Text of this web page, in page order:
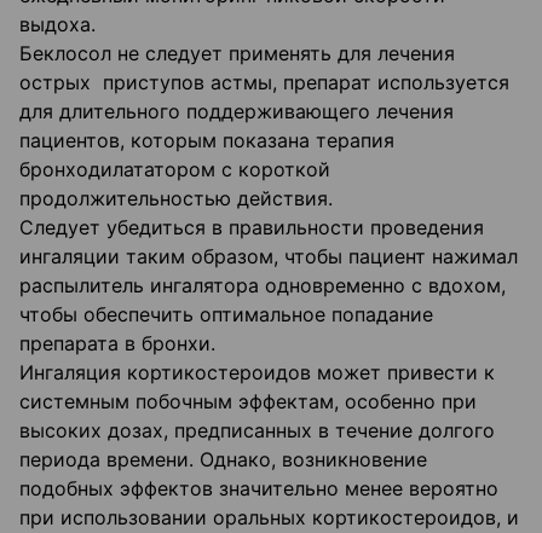
выдоха.
Беклосол не следует применять для лечения
острых приступов астмы, препарат используется
для длительного поддерживающего лечения
пациентов, которым показана терапия
бронходилататором с короткой
продолжительностью действия.
Следует убедиться в правильности проведения
ингаляции таким образом, чтобы пациент нажимал
распылитель ингалятора одновременно с вдохом,
чтобы обеспечить оптимальное попадание
препарата в бронхи.
Ингаляция кортикостероидов может привести к
системным побочным эффектам, особенно при
высоких дозах, предписанных в течение долгого
периода времени. Однако, возникновение
подобных эффектов значительно менее вероятно
при использовании оральных кортикостероидов, и